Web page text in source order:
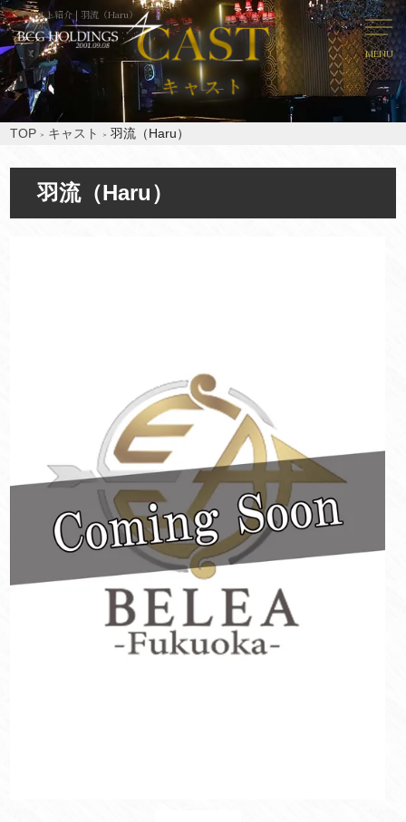
キャスト紹介 | 羽流（Haru）
MENU
TOP キャスト 羽流（Haru）
羽流（Haru）